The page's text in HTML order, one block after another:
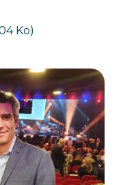
Ko)